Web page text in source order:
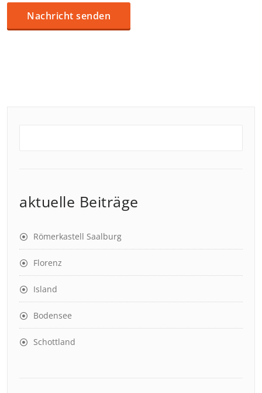
aktuelle Beiträge
Römerkastell Saalburg
Florenz
Island
Bodensee
Schottland